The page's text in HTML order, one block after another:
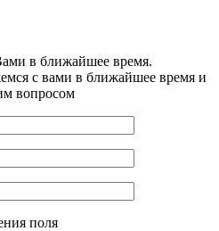
в ближайшее время.
с вами в ближайшее время и
вопросом
поля